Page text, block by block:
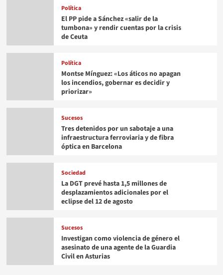
Política
El PP pide a Sánchez «salir de la
tumbona» y rendir cuentas por la crisis
de Ceuta
Política
Montse Mínguez: «Los áticos no apagan
los incendios, gobernar es decidir y
priorizar»
Sucesos
Tres detenidos por un sabotaje a una
infraestructura ferroviaria y de fibra
óptica en Barcelona
Sociedad
La DGT prevé hasta 1,5 millones de
desplazamientos adicionales por el
eclipse del 12 de agosto
Sucesos
Investigan como violencia de género el
asesinato de una agente de la Guardia
Civil en Asturias